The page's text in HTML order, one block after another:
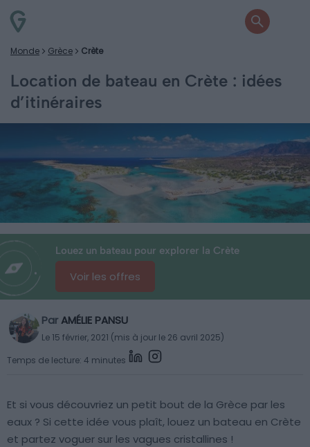
Monde Grèce Crète
Location de bateau en Crète : idées
d’itinéraires
Louez un bateau pour explorer la Crète
Voir les offres
ParAMÉLIE PANSU
Le 15 février, 2021 (mis à jour le 26 avril 2025)
Temps de lecture: 4 minutes
Et si vous découvriez un petit bout de la Grèce par les
eaux ? Si cette idée vous plaît, louez un bateau en Crète
et partez voguer sur les vagues cristallines !